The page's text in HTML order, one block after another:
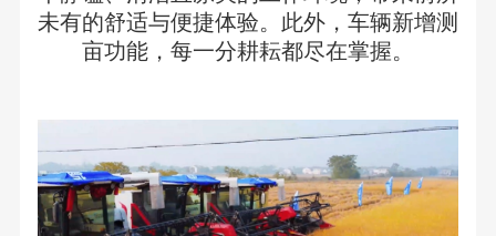
未有的舒适与便捷体验。此外，车辆新增测
亩功能，每一分耕耘都尽在掌握。